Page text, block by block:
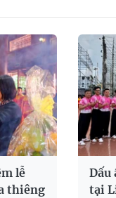
lễ
thiêng
Dấu
tại